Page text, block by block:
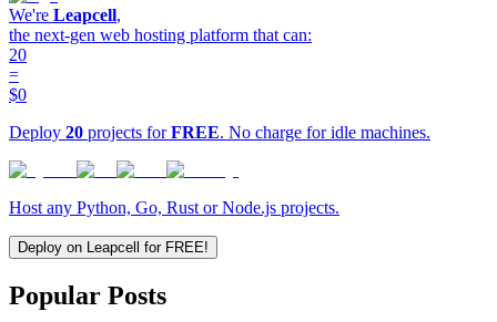
We're Leapcell,
the next-gen web hosting platform that can:
20
=
$0
Deploy 20 projects forFREE. No charge for idle machines.
Host any Python, Go, Rust or Node.js projects.
Deploy on Leapcell for FREE!
Popular Posts